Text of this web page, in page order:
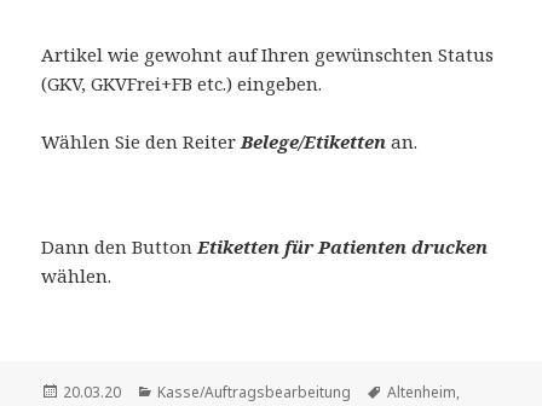
Artikel wie gewohnt auf Ihren gewünschten Status
(GKV, GKVFrei+FB etc.) eingeben.
Wählen Sie den ReiterBelege/Etikettenan.
Dann den ButtonEtiketten für Patienten drucken
wählen.
Veröffentlicht
20.03.20 Kategorien
Kasse/Auftragsbearbeitung Schlagwörter
Altenheim,